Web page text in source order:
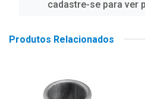
cadastre-se para ver
Produtos Relacionados